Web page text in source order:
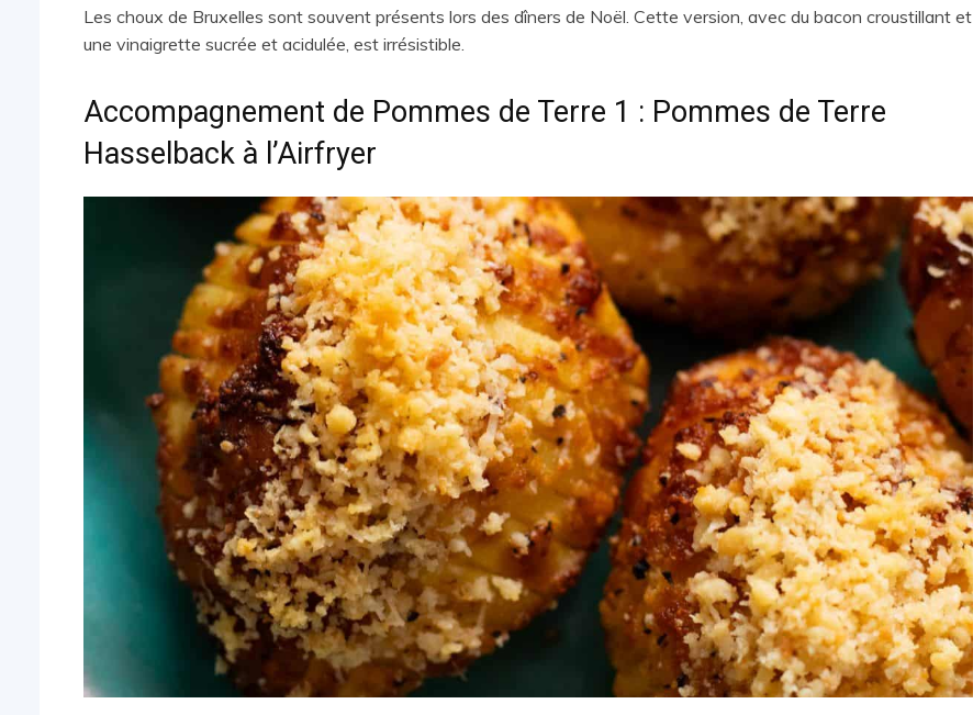
Les choux de Bruxelles sont souvent présents lors des dîners de Noël. Cette version, avec du bacon croustillant et
une vinaigrette sucrée et acidulée, est irrésistible.
Accompagnement de Pommes de Terre 1 : Pommes de Terre
Hasselback à l’Airfryer